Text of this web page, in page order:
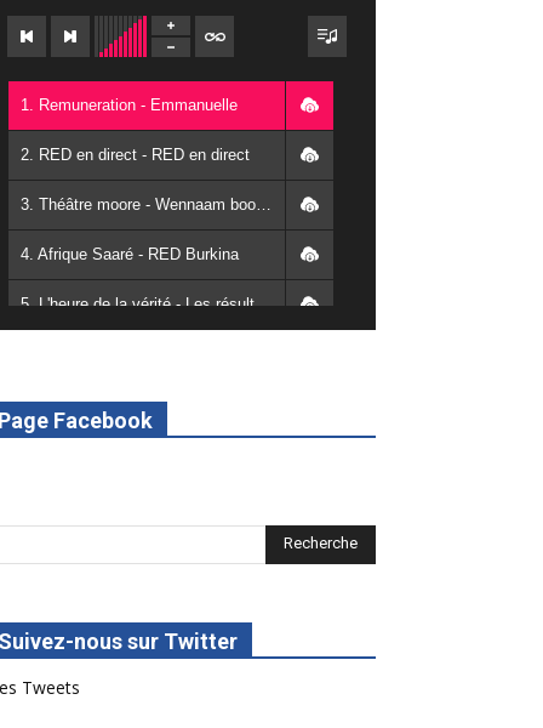
1. Remuneration - Emmanuelle
2. RED en direct - RED en direct
3. Théâtre moore - Wennaam boolé - RED Burkina
4. Afrique Saaré - RED Burkina
5. L'heure de la vérité - Les résultats de la désodéissance et de l'obeissance - RED Burkina
7. SPOT 2 RED Multimédia 2022
Page Facebook
Suivez-nous sur Twitter
Tweets